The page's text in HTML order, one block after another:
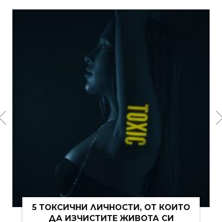
КОИТО
15 ЩИПКИ РОМАНТИКА КЪМ
ВИ ТОВА ЛЯТО